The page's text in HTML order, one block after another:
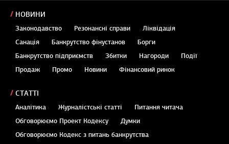
НОВИНИ
Законодавство Резонансні справи
Ліквідація
Санація
Банкрутство фінустанов
Борги
Банкрутство підприємств
Збитки Нагороди
Події
Продаж
Промо Новини Фінансовий ринок
СТАТТІ
Аналітика Журналістські статті
Питання читача
Обговорюємо Проект Кодексу
Думки
Обговорюємо Кодекс з питань банкрутства